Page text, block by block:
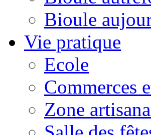
Bioule
Vie pratique
Ecole
Commerces
Zone